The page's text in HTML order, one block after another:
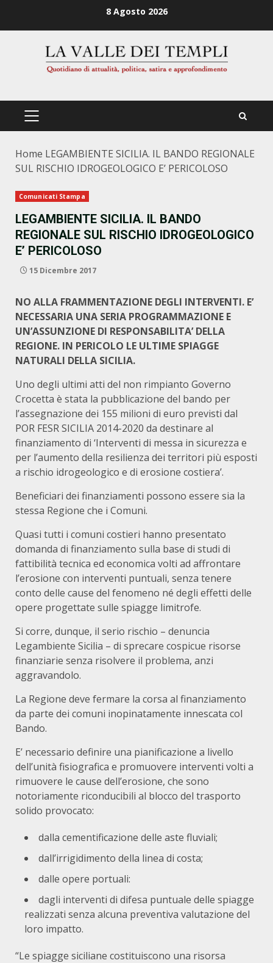
8 Agosto 2026
PRIMÄRES
Home LEGAMBIENTE SICILIA. IL BANDO REGIONALE
SUL RISCHIO IDROGEOLOGICO E’ PERICOLOSO
Comunicati Stampa
LEGAMBIENTE SICILIA. IL BANDO
REGIONALE SUL RISCHIO IDROGEOLOGICO
E’ PERICOLOSO
15 Dicembre 2017
NO ALLA FRAMMENTAZIONE DEGLI INTERVENTI. E’
NECESSARIA UNA SERIA PROGRAMMAZIONE E
UN’ASSUNZIONE DI RESPONSABILITA’ DELLA
REGIONE. IN PERICOLO LE ULTIME SPIAGGE
NATURALI DELLA SICILIA.
Uno degli ultimi atti del non rimpianto Governo
Crocetta è stata la pubblicazione del bando per
l’assegnazione dei 155 milioni di euro previsti dal
POR FESR SICILIA 2014-2020 da destinare al
finanziamento di ‘Interventi di messa in sicurezza e
per l’aumento della resilienza dei territori più esposti
a rischio idrogeologico e di erosione costiera’.
Beneficiari dei finanziamenti possono essere sia la
stessa Regione che i Comuni.
Quasi tutti i comuni costieri hanno presentato
domanda di finanziamento sulla base di studi di
fattibilità tecnica ed economica volti ad affrontare
l’erosione con interventi puntuali, senza tenere
conto delle cause del fenomeno né degli effetti delle
opere progettate sulle spiagge limitrofe.
Si corre, dunque, il serio rischio – denuncia
Legambiente Sicilia – di sprecare cospicue risorse
finanziarie senza risolvere il problema, anzi
aggravandolo.
La Regione deve fermare la corsa al finanziamento
da parte dei comuni inopinatamente innescata col
Bando.
E’ necessario definire una pianificazione a livello
dell’unità fisiografica e promuovere interventi volti a
rimuovere le cause dell’erosione, che sono
notoriamente riconducibili al blocco del trasporto
solido provocato:
dalla cementificazione delle aste fluviali;
dall’irrigidimento della linea di costa;
dalle opere portuali:
dagli interventi di difesa puntuale delle spiagge
realizzati senza alcuna preventiva valutazione del
loro impatto.
“Le spiagge siciliane costituiscono una risorsa